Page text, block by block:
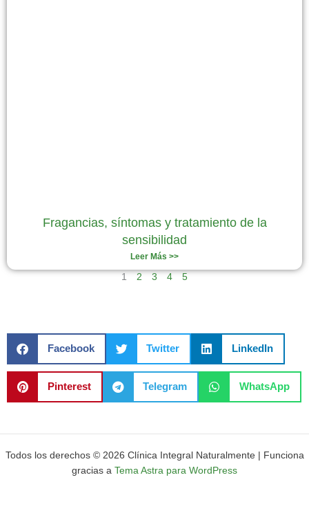
Fragancias, síntomas y tratamiento de la
sensibilidad
Leer Más >>
1 2 3 4 5
Facebook Twitter LinkedIn
Pinterest Telegram WhatsApp
Todos los derechos © 2026 Clínica Integral Naturalmente | Funciona
gracias a Tema Astra para WordPress